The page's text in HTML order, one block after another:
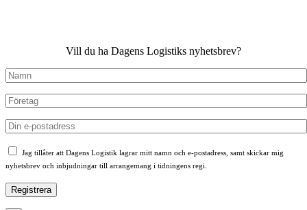
Vill du ha Dagens Logistiks nyhetsbrev?
Jag tillåter att Dagens Logistik lagrar mitt namn och e-postadress, samt skickar mig
nyhetsbrev och inbjudningar till arrangemang i tidningens regi.